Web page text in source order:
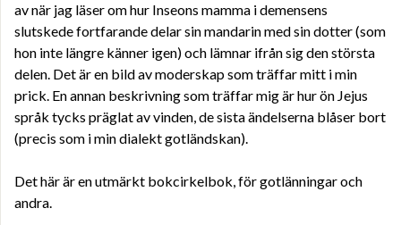
av när jag läser om hur Inseons mamma i demensens
slutskede fortfarande delar sin mandarin med sin dotter (som
hon inte längre känner igen) och lämnar ifrån sig den största
delen. Det är en bild av moderskap som träffar mitt i min
prick. En annan beskrivning som träffar mig är hur ön Jejus
språk tycks präglat av vinden, de sista ändelserna blåser bort
(precis som i min dialekt gotländskan).
Det här är en utmärkt bokcirkelbok, för gotlänningar och
andra.